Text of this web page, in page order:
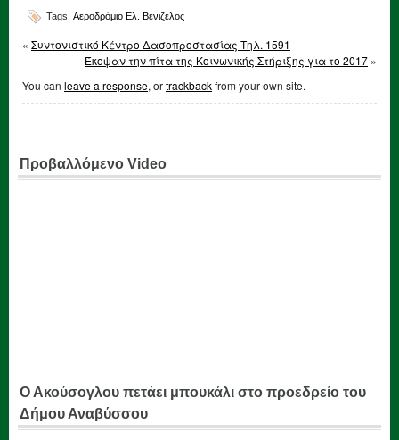
Tags: Αεροδρόμιο Ελ. Βενιζέλος
« Συντονιστικό Κέντρο Δασοπροστασίας Τηλ. 1591
Έκοψαν την πίτα της Κοινωνικής Στήριξης για το 2017 »
You can leave a response, ortrackbackfrom your own site.
Προβαλλόμενο Video
Ο Ακούσογλου πετάει μπουκάλι στο προεδρείο του
Δήμου Αναβύσσου